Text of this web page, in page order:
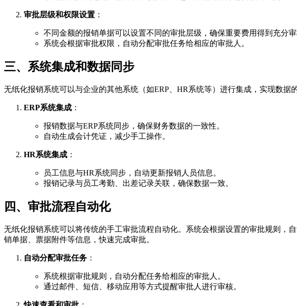
审批层级和权限设置 ：
不同金额的报销单据可以设置不同的审批层级，确保重要费用得到充分审
系统会根据审批权限，自动分配审批任务给相应的审批人。
三、系统集成和数据同步
无纸化报销系统可以与企业的其他系统（如ERP、HR系统等）进行集成，实现数
ERP系统集成 ：
报销数据与ERP系统同步，确保财务数据的一致性。
自动生成会计凭证，减少手工操作。
HR系统集成 ：
员工信息与HR系统同步，自动更新报销人员信息。
报销记录与员工考勤、出差记录关联，确保数据一致。
四、审批流程自动化
无纸化报销系统可以将传统的手工审批流程自动化。系统会根据设置的审批规则，
销单据、票据附件等信息，快速完成审批。
自动分配审批任务 ：
系统根据审批规则，自动分配任务给相应的审批人。
通过邮件、短信、移动应用等方式提醒审批人进行审核。